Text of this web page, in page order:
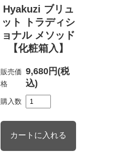
Hyakuzi ブリュ
ット トラディシ
ョナル メソッド
【化粧箱入】
販売価
格
9,680円(税
込)
購入数